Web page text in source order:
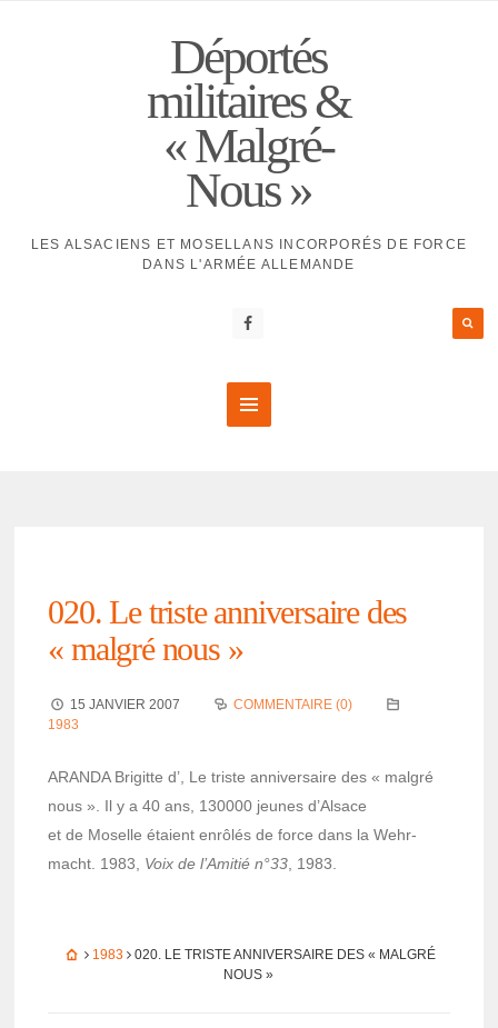
Déportés
militaires &
« Malgré-
Nous »
LES ALSACIENS ET MOSELLANS INCORPORÉS DE FORCE
DANS L'ARMÉE ALLEMANDE
020. Le triste anni­ver­saire des
« malgré nous »
15 JANVIER 2007
COMMENTAIRE (0)
1983
ARANDA Brigitte d’, Le triste anni­ver­saire des « malgré
nous ». Il y a 40 ans, 130000 jeunes d’Al­sace
et de Moselle étaient enrô­lés de force dans la Wehr­
macht. 1983, Voix de l’Ami­tié n°33 , 1983.
1983 020. LE TRISTE ANNI­VER­SAIRE DES « MALGRÉ
NOUS »